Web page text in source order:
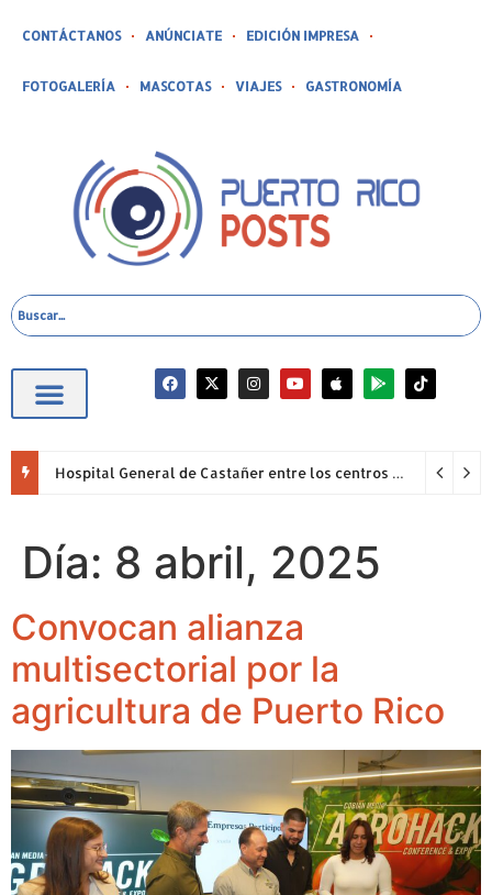
CONTÁCTANOS ANÚNCIATE EDICIÓN IMPRESA
FOTOGALERÍA MASCOTAS VIAJES GASTRONOMÍA
Hospital General de Castañer entre los centros de salud comunitarios con mejor desempeño clínico de Estados Unidos
Día: 8 abril, 2025
Convocan alianza
multisectorial por la
agricultura de Puerto Rico